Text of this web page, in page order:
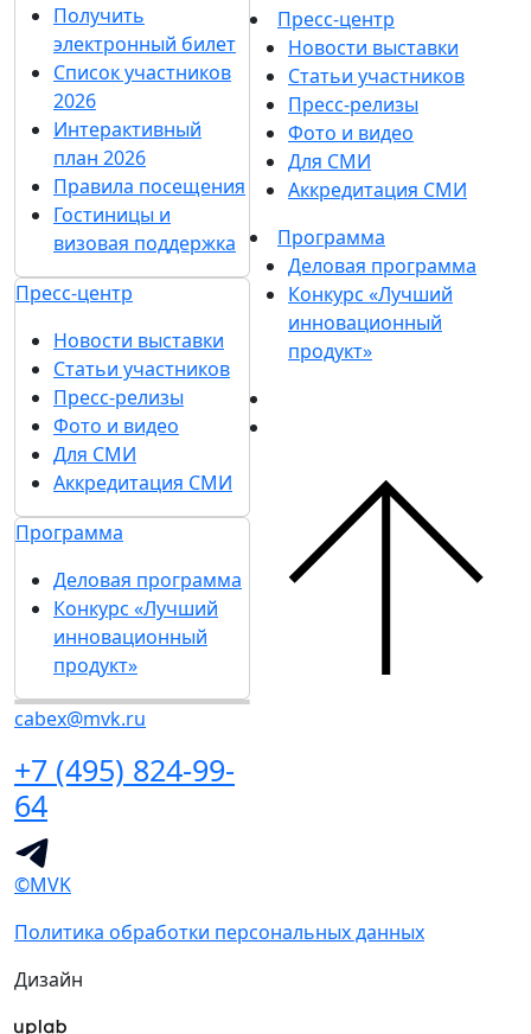
Получить
электронный билет
Список участников
2026
Интерактивный
план 2026
Правила посещения
Гостиницы и
визовая поддержка
Пресс-центр
Новости выставки
Статьи участников
Пресс-релизы
Фото и видео
Для СМИ
Аккредитация СМИ
Программа
Деловая программа
Конкурс «Лучший
инновационный
продукт»
cabex@mvk.ru
+7 (495) 824-99-
64
Пресс-центр
Новости выставки
Статьи участников
Пресс-релизы
Фото и видео
Для СМИ
Аккредитация СМИ
Программа
Деловая программа
Конкурс «Лучший
инновационный
продукт»
©MVK
Политика обработки персональных данных
Дизайн